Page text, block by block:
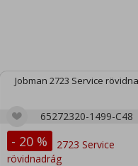
Jobman 2723 Service
65272320-1499-C48
- 20 %